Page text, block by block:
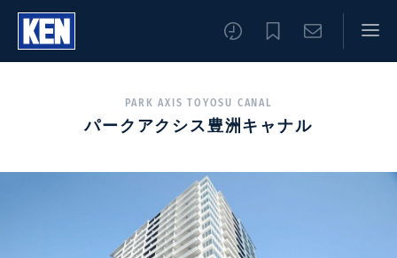
PARK AXIS TOYOSU CANAL
パークアクシス豊洲キャナル